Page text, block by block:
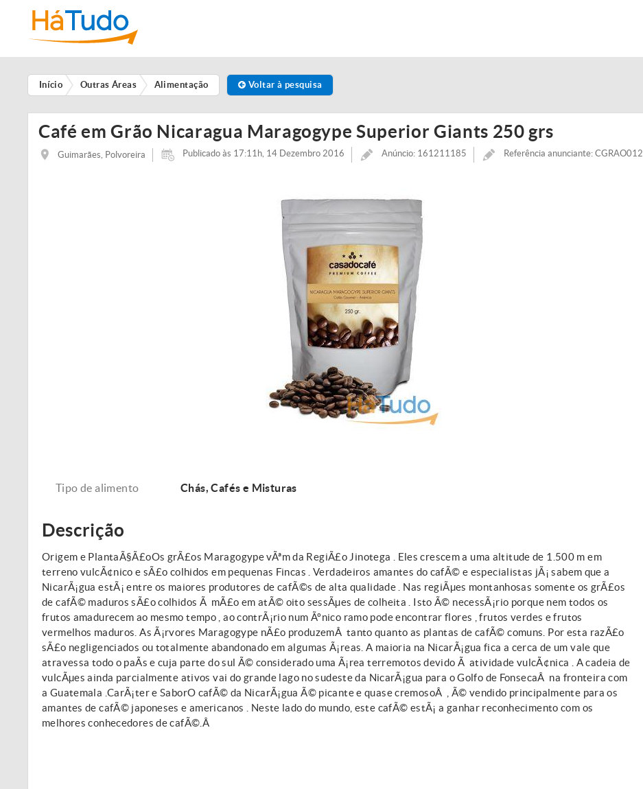
Início Outras Áreas Alimentação Voltar à pesquisa
Café em Grão Nicaragua Maragogype Superior Giants 250 grs
Guimarães, Polvoreira Publicado às 17:11h, 14 Dezembro 2016 Anúncio: 161211185 Referência anunciante: CGRAO012
Tipo de alimento Chás, Cafés e Misturas
Descrição
Origem e PlantaÃ§Ã£oOs grÃ£os Maragogype vÃªm da RegiÃ£o Jinotega . Eles crescem a uma altitude de 1.500 m em
terreno vulcÃ¢nico e sÃ£o colhidos em pequenas Fincas . Verdadeiros amantes do cafÃ© e especialistas jÃ¡ sabem que a
NicarÃ¡gua estÃ¡ entre os maiores produtores de cafÃ©s de alta qualidade . Nas regiÃµes montanhosas somente os grÃ£os
de cafÃ© maduros sÃ£o colhidos Ã mÃ£o em atÃ© oito sessÃµes de colheita . Isto Ã© necessÃ¡rio porque nem todos os
frutos amadurecem ao mesmo tempo , ao contrÃ¡rio num Ãºnico ramo pode encontrar flores , frutos verdes e frutos
vermelhos maduros. As Ã¡rvores Maragogype nÃ£o produzemÂ tanto quanto as plantas de cafÃ© comuns. Por esta razÃ£o
sÃ£o negligenciados ou totalmente abandonado em algumas Ã¡reas. A maioria na NicarÃ¡gua fica a cerca de um vale que
atravessa todo o paÃ­s e cuja parte do sul Ã© considerado uma Ã¡rea terremotos devido Ã atividade vulcÃ¢nica . A cadeia de
vulcÃµes ainda parcialmente ativos vai do grande lago no sudeste da NicarÃ¡gua para o Golfo de FonsecaÂ na fronteira com
a Guatemala .CarÃ¡ter e SaborO cafÃ© da NicarÃ¡gua Ã© picante e quase cremosoÂ , Ã© vendido principalmente para os
amantes de cafÃ© japoneses e americanos . Neste lado do mundo, este cafÃ© estÃ¡ a ganhar reconhecimento com os
melhores conhecedores de cafÃ©.Â